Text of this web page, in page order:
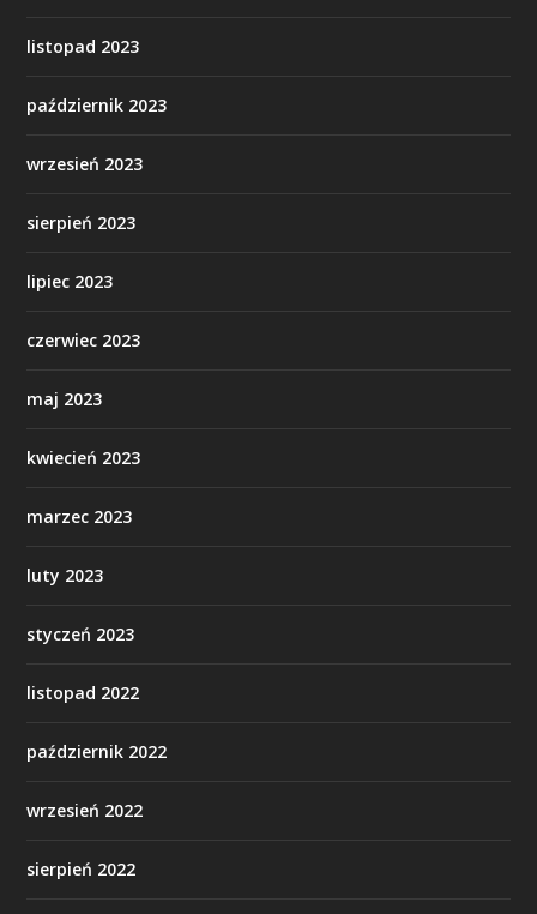
listopad 2023
październik 2023
wrzesień 2023
sierpień 2023
lipiec 2023
czerwiec 2023
maj 2023
kwiecień 2023
marzec 2023
luty 2023
styczeń 2023
listopad 2022
październik 2022
wrzesień 2022
sierpień 2022